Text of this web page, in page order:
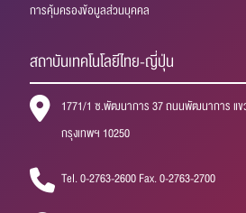
การคุ้มครองข้อมูลส่วนบุคคล
สถาบันเทคโนโลยีไทย-ญี่ปุ่น
1771/1 ซ.พัฒนาการ 37 ถนนพัฒนาการ แข
กรุงเทพฯ 10250
Tel. 0-2763-2600 Fax. 0-2763-2700